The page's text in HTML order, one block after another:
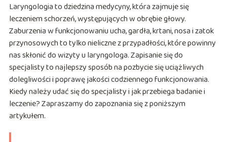
Laryngologia to dziedzina medycyny, która zajmuje się
leczeniem schorzeń, występujących w obrębie głowy.
Zaburzenia w funkcjonowaniu ucha, gardła, krtani, nosa i zatok
przynosowych to tylko nieliczne z przypadłości, które powinny
nas skłonić do wizyty u laryngologa. Zapisanie się do
specjalisty to najlepszy sposób na pozbycie się uciążliwych
dolegliwości i poprawę jakości codziennego funkcjonowania.
Kiedy należy udać się do specjalisty i jak przebiega badanie i
leczenie? Zapraszamy do zapoznania się z poniższym
artykułem.